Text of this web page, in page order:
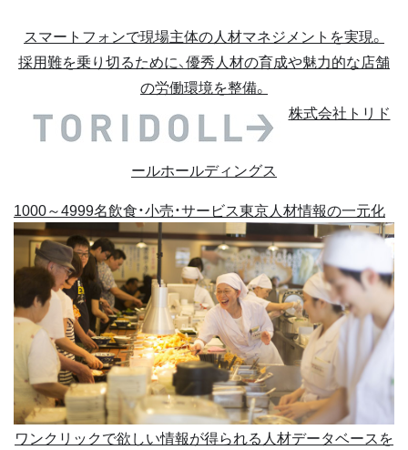
スマートフォンで現場主体の人材マネジメントを実現。
採用難を乗り切るために、優秀人材の育成や魅力的な店舗
の労働環境を整備。
株式会社トリド
ールホールディングス
1000～4999名飲食・小売・サービス東京人材情報の一元化
ワンクリックで欲しい情報が得られる人材データベースを